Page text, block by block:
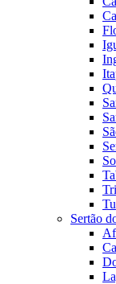
Sertão